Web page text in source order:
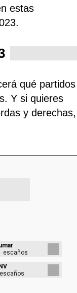
estas
qué partidos
Y si quieres
y derechas,
escaños